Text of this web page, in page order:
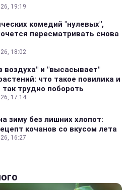
19:19
комедий "нулевых",
пересматривать снова
18:02
воздуха" и "высасывает"
что такое повилика и
так трудно побороть
17:14
зиму без лишних хлопот:
кочанов со вкусом лета
16:27